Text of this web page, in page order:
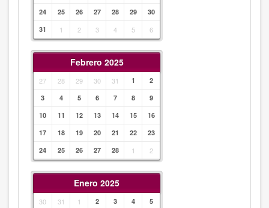
24
25 26 27 28 29
30
31
1 2 3 4 5 6
Febrero 2025
27 28 29 30 31 1
2
3
4 5 6 7 8
9
10
11 12 13 14 15
16
17
18 19 20 21 22
23
24
25 26 27 28 1 2
Enero 2025
30 31 1 2 3 4
5